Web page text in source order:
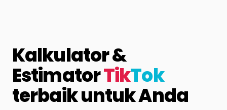
Kalkulator &
EstimatorTikTok
terbaik untuk Anda